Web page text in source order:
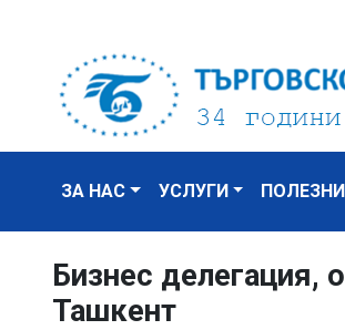
ЗА НАС УСЛУГИ
Бизнес делегация,
Ташкент